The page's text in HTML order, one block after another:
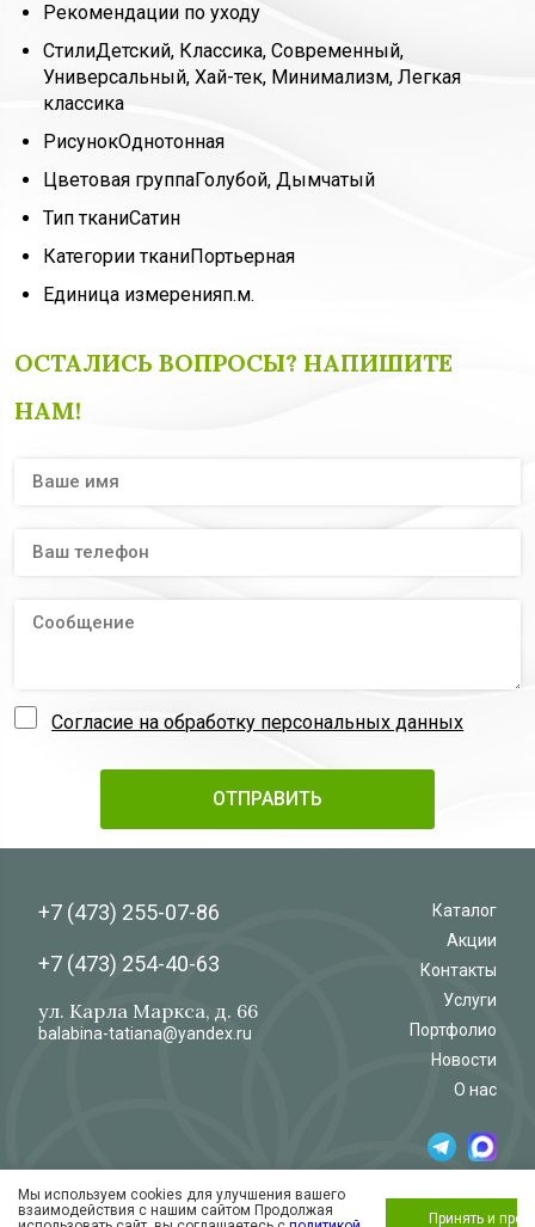
Рекомендации по уходу
СтилиДетский, Классика, Современный,
Универсальный, Хай-тек, Минимализм, Легкая
классика
РисунокОднотонная
Цветовая группаГолубой, Дымчатый
Тип тканиСатин
Категории тканиПортьерная
Единица измеренияп.м.
ОСТАЛИСЬ ВОПРОСЫ? НАПИШИТЕ
НАМ!
Согласие на обработку персональных данных
+7 (473) 255-07-86
+7 (473) 254-40-63
ул. Карла Маркса, д. 66
balabina-tatiana@yandex.ru
Каталог
Акции
Контакты
Услуги
Портфолио
Новости
О нас
© 2026
Обработка и защита персональных данных
Салон-магазин
«Флёр»
Мы используем cookies для улучшения вашего
взаимодействия с нашим сайтом Продолжая
Принять и